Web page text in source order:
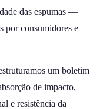
das espumas —
por consumidores e
um boletim
de impacto,
e resistência da